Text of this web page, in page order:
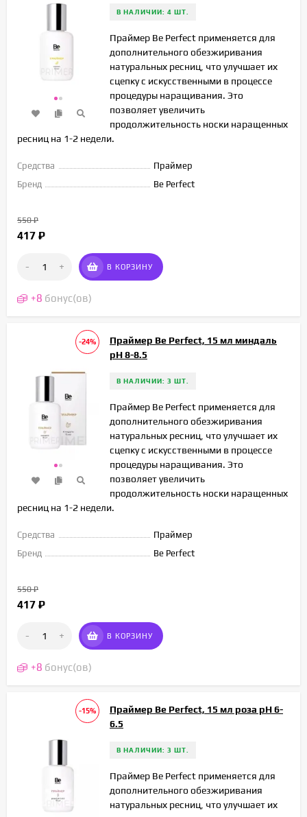
В НАЛИЧИИ: 4 ШТ.
Праймер Be Perfect применяется для
дополнительного обезжиривания
натуральных ресниц, что улучшает их
сцепку с искусственными в процессе
процедуры наращивания. Это
позволяет увеличить
продолжительность носки наращенных
ресниц на 1-2 недели.
Средства
Праймер
Бренд
Be Perfect
550₽
417 ₽
- + В КОРЗИНУ
+8 бонус(ов)
-24%
Праймер Be Perfect, 15 мл миндаль
pH 8-8.5
В НАЛИЧИИ: 3 ШТ.
Праймер Be Perfect применяется для
дополнительного обезжиривания
натуральных ресниц, что улучшает их
сцепку с искусственными в процессе
процедуры наращивания. Это
позволяет увеличить
продолжительность носки наращенных
ресниц на 1-2 недели.
Средства
Праймер
Бренд
Be Perfect
550₽
417 ₽
- + В КОРЗИНУ
+8 бонус(ов)
-15%
Праймер Be Perfect, 15 мл роза рН 6-
6.5
В НАЛИЧИИ: 3 ШТ.
Праймер Be Perfect применяется для
дополнительного обезжиривания
натуральных ресниц, что улучшает их